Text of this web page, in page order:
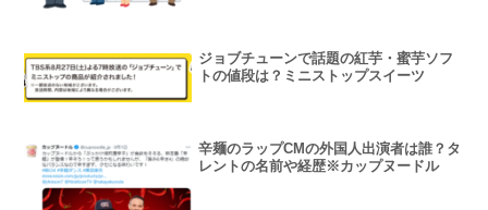
ジョブチューンで話題の紅芋・蜜芋ソフ
トの値段は？ミニストップスイーツ
辛麺のラップCMの外国人出演者は誰？タ
レントの名前や経歴※カップヌードル